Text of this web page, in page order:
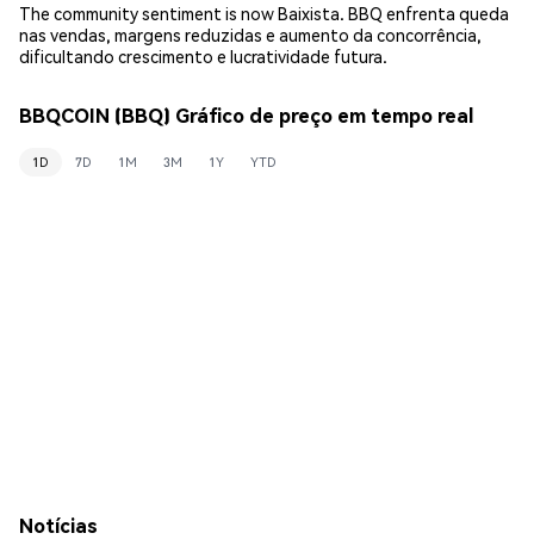
The community sentiment is now Baixista. BBQ enfrenta queda
nas vendas, margens reduzidas e aumento da concorrência,
dificultando crescimento e lucratividade futura.
BBQCOIN (BBQ) Gráfico de preço em tempo real
1D 7D 1M 3M 1Y YTD
Notícias